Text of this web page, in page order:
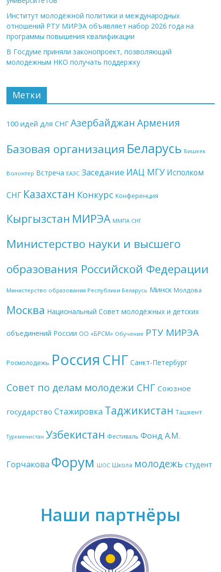
Институт молодёжной политики и международных
отношений РТУ МИРЭА объявляет набор 2026 года на
программы повышения квалификации
В Госдуме приняли законопроект, позволяющий
молодежным НКО получать поддержку
Метки
100 идей для СНГ Азербайджан Армения
Базовая организация Беларусь Бишкек
Волонтер Встреча ЕАЭС Заседание ИАЦ МГУ Исполком
СНГ Казахстан Конкурс Конференция
Кыргызстан МИРЭА ММПА СНГ
Министерство науки и высшего
образования Российской Федерации
Министерство образования Республики Беларусь Минск Молдова
Москва Национальный Совет молодёжных и детских
объединений России ОО «БРСМ» Обучение РТУ МИРЭА
Росмолодежь Россия СНГ Санкт-Петербург
Совет по делам молодежи СНГ Союзное
государство Стажировка Таджикистан Ташкент
Туркменистан Узбекистан Фестиваль Фонд А.М.
Горчакова Форум ШОС Школа молодежь студент
Наши партнёры